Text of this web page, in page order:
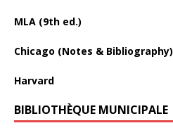
MLA (9th ed.)
Chicago (Notes & Bibliography)
Harvard
BIBLIOTHÈQUE MUNICIPALE